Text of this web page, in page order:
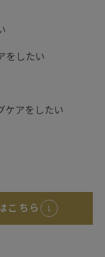
をしたい
ケアをしたい
こちら